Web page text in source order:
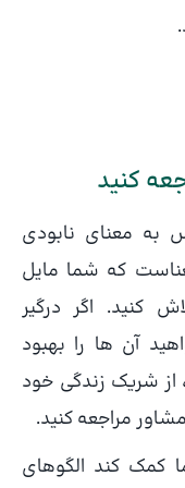
به معنای نابودی
که شما مایل
کنید. اگر درگیر
آن ها را بهبود
از شریک زندگی خود
مراجعه کنید.
کمک کند الگوهای